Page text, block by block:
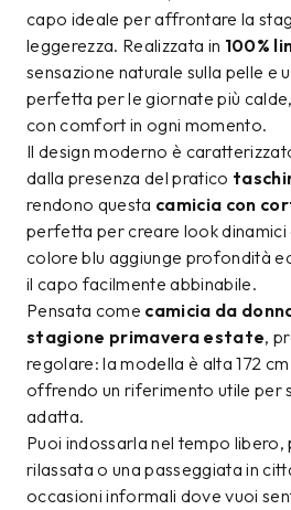
capo ideale per affrontare la
leggerezza. Realizzata in 100%
sensazione naturale sulla pelle e
perfetta per le giornate più
con comfort in ogni momento.
Il design moderno è
dalla presenza del pratico
rendono questa camicia con
perfetta per creare look dinamici
colore blu aggiunge profondità
il capo facilmente abbinabile.
Pensata come camicia da
stagione primavera estate,
regolare: la modella è alta 172
offrendo un riferimento utile per
adatta.
Puoi indossarla nel tempo libero,
rilassata o una passeggiata in
occasioni informali dove vuoi